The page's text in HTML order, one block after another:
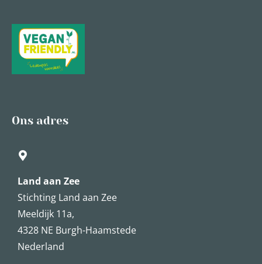
Ons adres
Land aan Zee
Stichting Land aan Zee
Meeldijk 11a,
4328 NE Burgh-Haamstede
Nederland